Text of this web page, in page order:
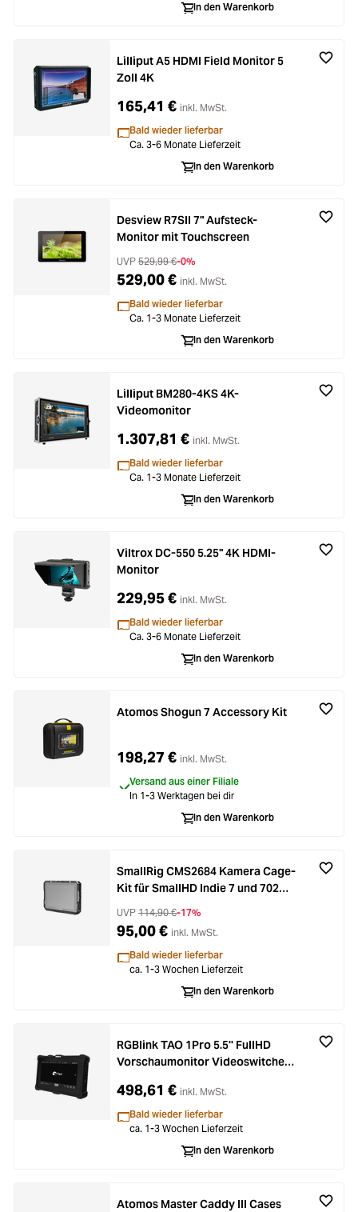
In den Warenkorb
Lilliput A5 HDMI Field Monitor 5
Zoll 4K
165,41 € inkl. MwSt.
Bald wieder lieferbar
Ca. 3-6 Monate Lieferzeit
In den Warenkorb
Desview R7SII 7" Aufsteck-
Monitor mit Touchscreen
UVP 529,99 €-0%
529,00 € inkl. MwSt.
Bald wieder lieferbar
Ca. 1-3 Monate Lieferzeit
In den Warenkorb
Lilliput BM280-4KS 4K-
Videomonitor
1.307,81 € inkl. MwSt.
Bald wieder lieferbar
Ca. 1-3 Monate Lieferzeit
In den Warenkorb
Viltrox DC-550 5.25" 4K HDMI-
Monitor
229,95 € inkl. MwSt.
Bald wieder lieferbar
Ca. 3-6 Monate Lieferzeit
In den Warenkorb
Atomos Shogun 7 Accessory Kit
198,27 € inkl. MwSt.
Versand aus einer Filiale
In 1-3 Werktagen bei dir
In den Warenkorb
SmallRig CMS2684 Kamera Cage-
Kit für SmallHD Indie 7 und 702
Touch Monitor
UVP 114,90 €-17%
95,00 € inkl. MwSt.
Bald wieder lieferbar
ca. 1-3 Wochen Lieferzeit
In den Warenkorb
RGBlink TAO 1Pro 5.5'' FullHD
Vorschaumonitor Videoswitcher /
498,61 € inkl. MwSt.
Bald wieder lieferbar
ca. 1-3 Wochen Lieferzeit
In den Warenkorb
Atomos Master Caddy III Cases